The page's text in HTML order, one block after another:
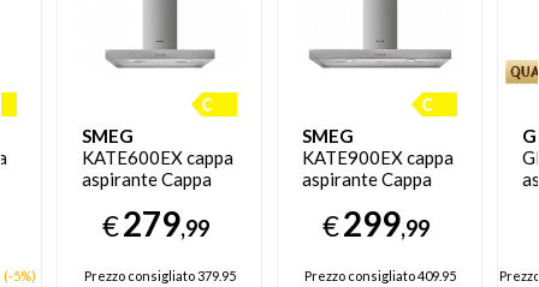
(-5%)
SMEG
KATE600EX cappa
aspirante Cappa
Acciaio
inossidabile 581
€279,99
Prezzo consigliato379.95
SMEG
KATE900EX cappa
aspirante Cappa
Acciaio
inossidabile 581
€299,99
Prezzo consigliato409.95